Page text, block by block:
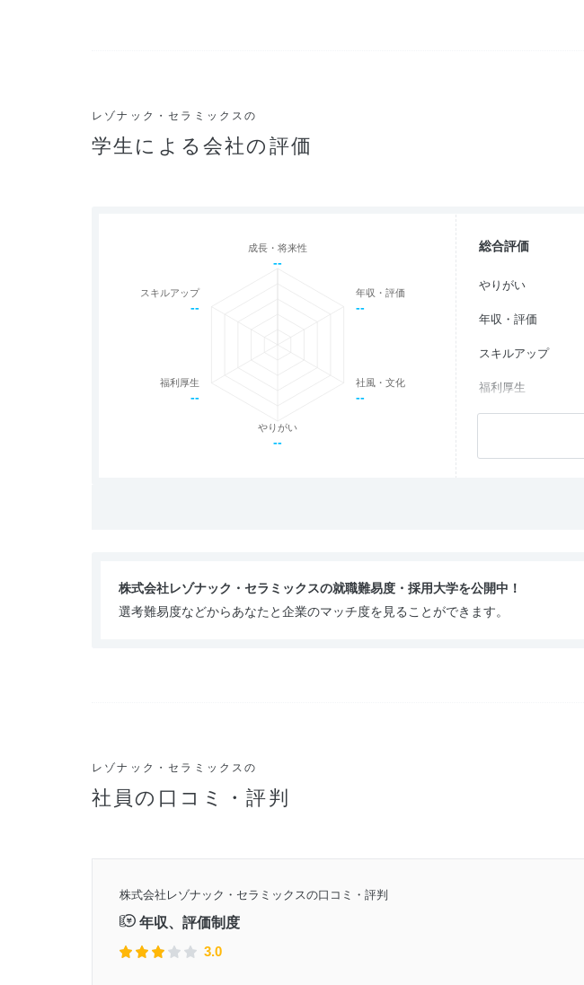
レゾナック・セラミックスの
学生による会社の評価
成長・将来性
--
年収・評価
--
社風・文化
--
やりがい
--
福利厚生
--
スキルアップ
--
総合評価
やりがい
年収・評価
スキルアップ
福利厚生
社員・管理職
入社後のギャップ
株式会社レゾナック・セラミックスの就職難易度・採用大学を公開中！
選考難易度などからあなたと企業のマッチ度を見ることができます。
レゾナック・セラミックスの
社員の口コミ・評判
株式会社レゾナック・セラミックスの口コミ・評判
年収、評価制度
3.0